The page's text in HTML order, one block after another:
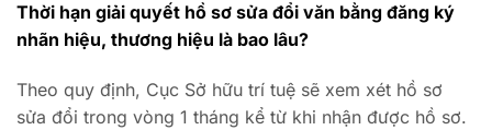
Thời hạn giải quyết hồ sơ sửa đổi văn bằng đăng ký
nhãn hiệu, thương hiệu là bao lâu?
Theo quy định, Cục Sở hữu trí tuệ sẽ xem xét hồ sơ
sửa đổi trong vòng 1 tháng kể từ khi nhận được hồ sơ.